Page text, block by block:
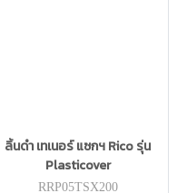
ลิ้นดำ เทเนอร์ แซกฯ Rico รุ่น
Plasticover
RRP05TSX200